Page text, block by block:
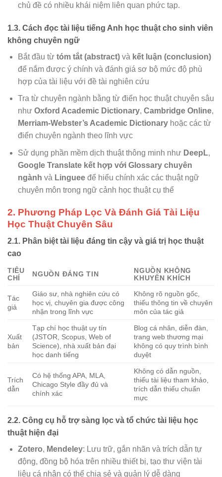
chủ đề có nhiều khái niệm liên quan phức tạp.
1.3. Cách đọc tài liệu tiếng Anh học thuật cho sinh viên
không chuyên ngữ
Bắt đầu từ tóm tắt (abstract)và kết luận (conclusion)
để nắm được ý chính và đánh giá sơ bộ mức độ phù
hợp của tài liệu với đề tài nghiên cứu
Tra từ chuyên ngành bằng từ điển học thuật chuyên sâu
như Oxford Academic Dictionary, Cambridge Online,
Merriam-Webster’s Academic Dictionaryhoặc các từ
điển chuyên ngành theo lĩnh vực
Sử dụng phần mềm dịch thuật thông minh như DeepL,
Google Translate kết hợp với Glossary chuyên
ngành và Lingueeđể hiểu chính xác các thuật ngữ
chuyên môn trong ngữ cảnh học thuật cụ thể
2. Phương Pháp Lọc Và Đánh Giá Tài Liệu
Học Thuật Chuyên Sâu
2.1. Phân biệt tài liệu đáng tin cậy và giá trị học thuật
cao
TIÊU
CHÍ
NGUỒN ĐÁNG TIN
NGUỒN KHÔNG
KHUYẾN KHÍCH
Tác
giả
Giáo sư, nhà nghiên cứu có
học vị, chuyên gia được công
nhận trong lĩnh vực
Không rõ nguồn gốc,
thiếu thông tin về chuyên
môn của tác giả
Xuất
bản
Tạp chí học thuật uy tín
(JSTOR, Scopus, Web of
Science), nhà xuất bản đại
học danh tiếng
Blog cá nhân, diễn đàn,
trang web thương mại
không có quy trình bình
duyệt
Trích
dẫn
Có hệ thống APA, MLA,
Chicago Style đầy đủ và
chính xác
Không có dẫn nguồn,
thiếu tài liệu tham khảo,
trích dẫn thiếu chuẩn
mực
2.2. Công cụ hỗ trợ sàng lọc và tổ chức tài liệu học
thuật hiện đại
Zotero, Mendeley: Lưu trữ, gắn nhãn và trích dẫn tự
động, đồng bộ hóa trên nhiều thiết bị, tạo thư viện tài
liệu cá nhân có thể chia sẻ và quản lý dễ dàng